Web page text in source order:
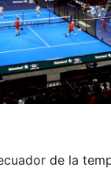
de la